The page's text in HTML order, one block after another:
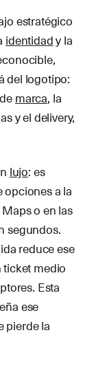
estratégico
identidady la
del logotipo:
marca, la
y el delivery,
lujo: es
a la
o en las
segundos.
reduce ese
ticket medio
Esta
ese
pierde la